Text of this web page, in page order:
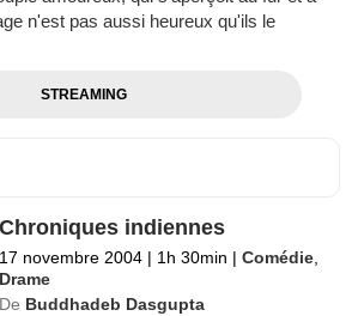
n'est pas aussi heureux qu'ils le
STREAMING
Chroniques indiennes
17 novembre 2004 | 1h 30min | Comédie
Drame
De Buddhadeb Dasgupta